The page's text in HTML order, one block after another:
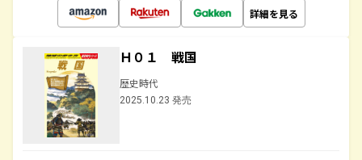
詳細を見る
Ｈ０１ 戦国
歴史時代
2025.10.23 発売